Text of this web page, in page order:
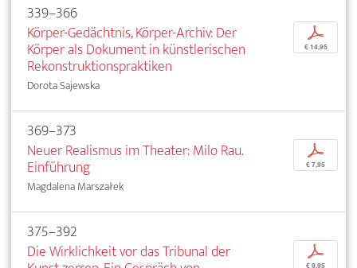
339–366
Körper-Gedächtnis, Körper-Archiv: Der
Körper als Dokument in künstlerischen
Rekonstruktionspraktiken
Dorota Sajewska
p
€ 14,95
369–373
Neuer Realismus im Theater: Milo Rau.
Einführung
Magdalena Marszałek
p
€ 7,95
375–392
Die Wirklichkeit vor das Tribunal der
p
€ 9,95